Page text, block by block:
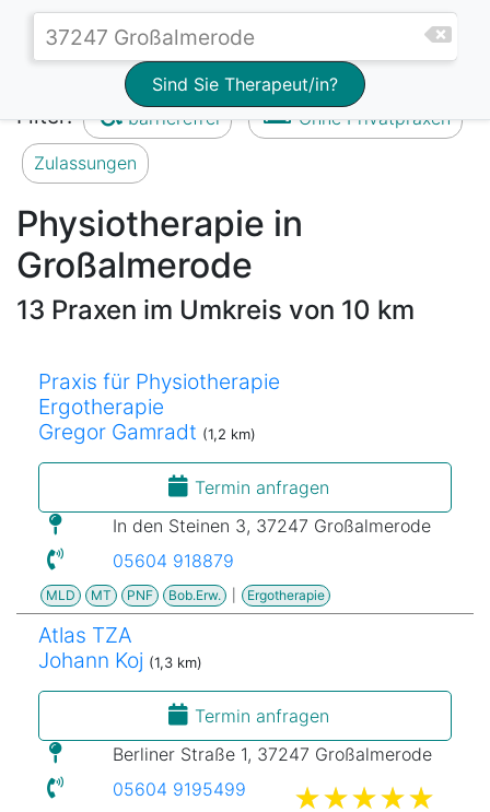
Sind Sie Therapeut/in?
Filter: barrierefrei Ohne Privatpraxen
Zulassungen
Physiotherapie in
Großalmerode
13 Praxen im Umkreis von 10 km
Praxis für Physiotherapie
Ergotherapie
Gregor Gamradt (1,2 km)
Termin anfragen
In den Steinen 3, 37247 Großalmerode
05604 918879
MLD MT PNF Bob.Erw. Ergotherapie
Atlas TZA
Johann Koj (1,3 km)
Termin anfragen
Berliner Straße 1, 37247 Großalmerode
05604 9195499